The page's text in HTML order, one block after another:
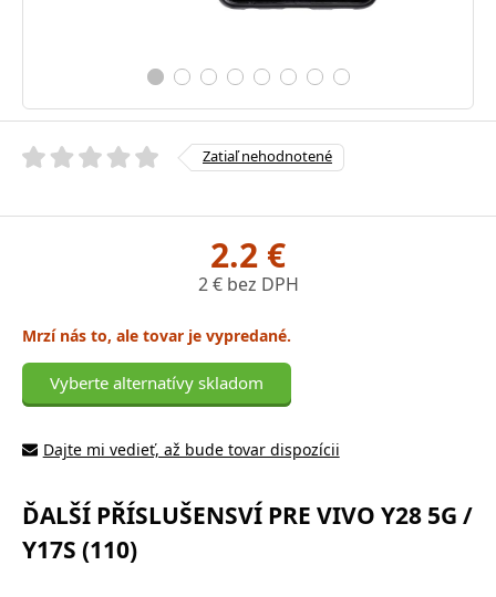
Zatiaľ nehodnotené
2.2 €
2 € bez DPH
Mrzí nás to, ale tovar je vypredané.
Vyberte alternatívy skladom
Dajte mi vedieť, až bude tovar dispozícii
ĎALŠÍ PŘÍSLUŠENSVÍ PRE VIVO Y28 5G /
Y17S (110)